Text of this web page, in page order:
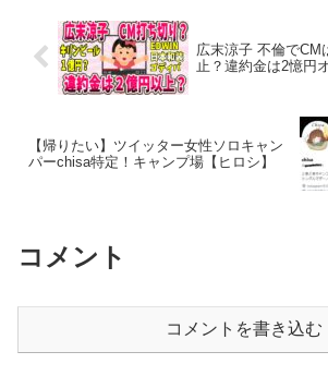
広末涼子 不倫でCM
止？違約金は2憶円
【帰りたい】ツイッター女性ソロキャン
パーchisa特定！キャンプ場【ヒロシ】
コメント
コメントを書き込む